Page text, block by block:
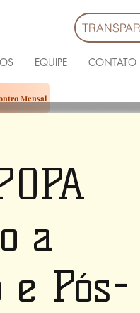
EQUIPE CONTATO
Mensal
a
e Pós-